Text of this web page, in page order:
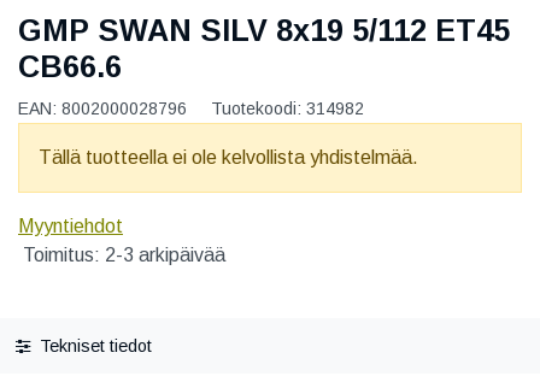
GMP SWAN SILV 8x19 5/112 ET45
CB66.6
EAN: 8002000028796 Tuotekoodi: 314982
Tällä tuotteella ei ole kelvollista yhdistelmää.
Myyntiehdot
Toimitus: 2-3 arkipäivää
Tekniset tiedot